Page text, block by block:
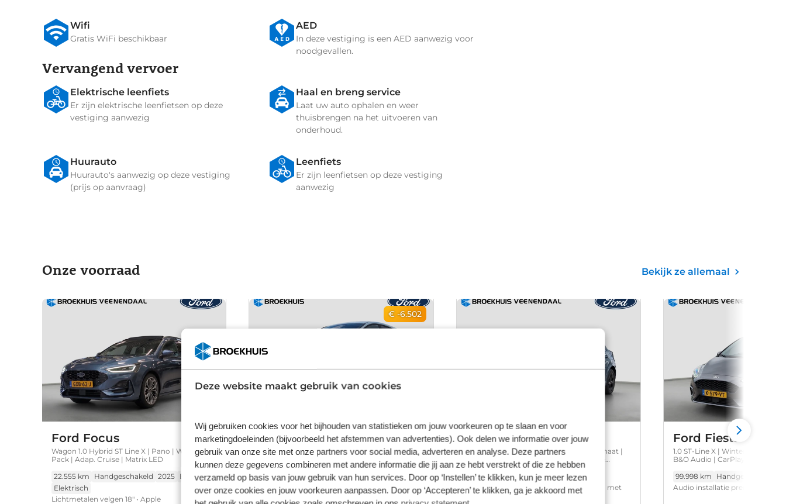
Deze website maakt gebruik van cookies
Wij gebruiken cookies voor het bijhouden van statistieken om jouw voorkeuren op te slaan en voor
marketingdoeleinden (bijvoorbeeld het afstemmen van advertenties). Ook delen we informatie over jouw
gebruik van onze site met onze partners voor social media, adverteren en analyse. Deze partners
kunnen deze gegevens combineren met andere informatie die jij aan ze hebt verstrekt of die ze hebben
verzameld op basis van jouw gebruik van hun services. Door op ‘Instellen’ te klikken, kun je meer lezen
over onze cookies en jouw voorkeuren aanpassen. Door op ‘Accepteren’ te klikken, ga je akkoord met
Wifi
Gratis WiFi beschikbaar
AED
In deze vestiging is een AED aanwezig voor
noodgevallen.
Vervangend vervoer
Elektrische leenfiets
Er zijn elektrische leenfietsen op deze
vestiging aanwezig
Haal en breng service
Laat uw auto ophalen en weer
thuisbrengen na het uitvoeren van
onderhoud.
Huurauto
Huurauto's aanwezig op deze vestiging
(prijs op aanvraag)
Leenfiets
Er zijn leenfietsen op deze vestiging
aanwezig
Onze voorraad Bekijk ze allemaal
Ford Focus
Wagon 1.0 Hybrid ST Line X | Pano | Winter
Pack | Adap. Cruise | Matrix LED
22.555 km
Handgeschakeld 2025 Benzine
Elektrisch
Lichtmetalen velgen 18" • Apple
€ -6.502
Ford Puma
1.0 EcoBoost Hybrid Titanium | Buitenspiegels
elektrisch verstel- en verwarmbaar | Comfort
Pack | Draadloze telefoonlader
15 km Automaat 2025 Benzine
Draadloze telefoonlader • Stuurwiel verwarmd
• Comfort Pack • Buitenspiegels elektrisch
Ford Puma
BlueCruise 1.0 Hybrid Powershift Automaat |
Winterpack | 360 Camera | Adap. Cruise
control |
15 km Automaat 2026 Benzine
Achteruitrijcamera • 360 graden camera met
split-view weergave voor optimaal zicht
Ford Fiesta
1.0 ST-Line X | Winterpack |
B&O Audio | CarPlay | Navi |
99.998 km
Handgeschakeld
Audio installatie premium •